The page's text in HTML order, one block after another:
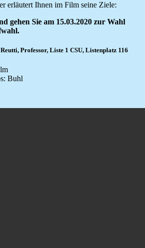
erläutert Ihnen im Film seine Ziele:
gehen Sie am 15.03.2020 zur Wahl
Professor, Liste 1 CSU, Listenplatz 116
Buhl